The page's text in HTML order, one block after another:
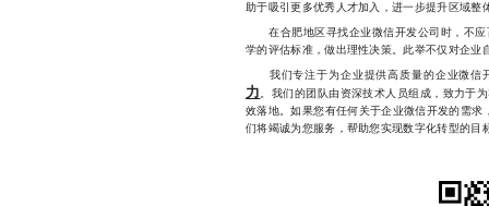
助于吸引更多优秀人才加入，进一步提升区域整
在合肥地区寻找企业微信开发公司时，不应
学的评估标准，做出理性决策。此举不仅对企
我们专注于为企业提供高质量的企业微信
力
。我们的团队由资深技术人员组成，致力于
效落地。如果您有任何关于企业微信开发的需求
们将竭诚为您服务，帮助您实现数字化转型的目